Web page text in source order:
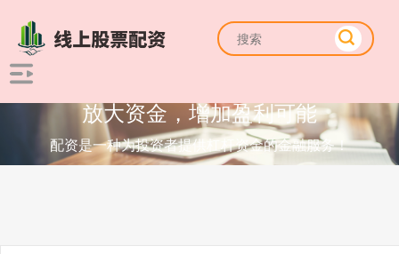
放大资金，增加盈利可能
配资是一种为投资者提供杠杆资金的金融服务！